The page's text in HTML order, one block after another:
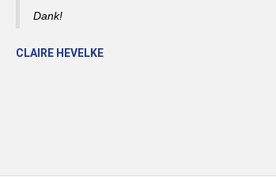
Dank!
CLAIRE HEVELKE